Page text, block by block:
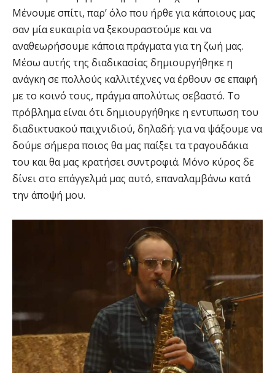
Μένουμε σπίτι, παρ’ όλο που ήρθε για κάποιους μας
σαν μία ευκαιρία να ξεκουραστούμε και να
αναθεωρήσουμε κάποια πράγματα για τη ζωή μας.
Μέσω αυτής της διαδικασίας δημιουργήθηκε η
ανάγκη σε πολλούς καλλιτέχνες να έρθουν σε επαφή
με το κοινό τους, πράγμα απολύτως σεβαστό. Το
πρόβλημα είναι ότι δημιουργήθηκε η εντυπωση του
διαδικτυακού παιχνιδιού, δηλαδή: για να ψάξουμε να
δούμε σήμερα ποιος θα μας παίξει τα τραγουδάκια
του και θα μας κρατήσει συντροφιά. Μόνο κύρος δε
δίνει στο επάγγελμά μας αυτό, επαναλαμβάνω κατά
την άποψή μου.